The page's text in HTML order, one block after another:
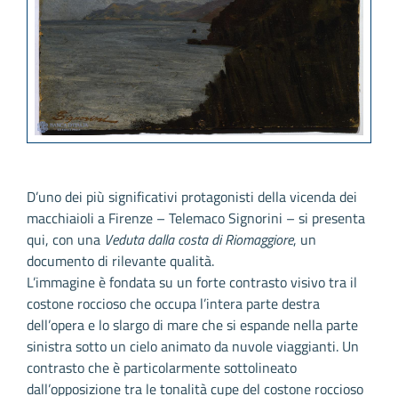
D’uno dei più significativi protagonisti della vicenda dei
macchiaioli a Firenze – Telemaco Signorini – si presenta
qui, con una Veduta dalla costa di Riomaggiore, un
documento di rilevante qualità.
L’immagine è fondata su un forte contrasto visivo tra il
costone roccioso che occupa l’intera parte destra
dell’opera e lo slargo di mare che si espande nella parte
sinistra sotto un cielo animato da nuvole viaggianti. Un
contrasto che è particolarmente sottolineato
dall’opposizione tra le tonalità cupe del costone roccioso